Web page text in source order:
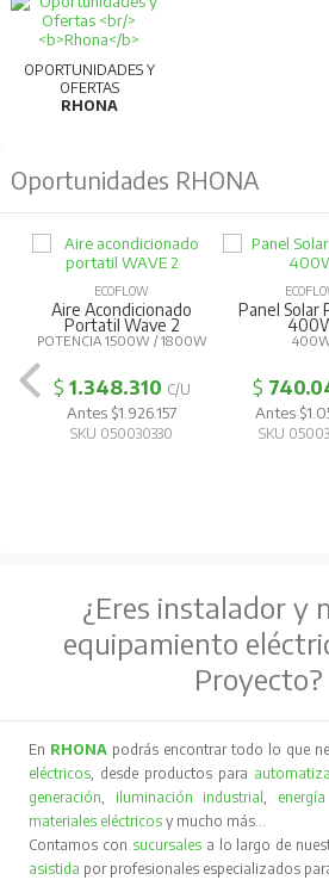
OPORTUNIDADES Y
OFERTAS
RHONA
Oportunidades RHONA
ECOFLOW
Aire Acondicionado
Portatil Wave 2
POTENCIA 1500W / 1800W
$ 1.348.310 C/U
Antes $1.926.157
SKU 050030330
Panel Solar
$
Antes
SKU
¿Eres instalador y
equipamiento
Proyecto?
En RHONA podrás encontrar todo lo que
eléctricos, desde productos para
generación, iluminación industrial,
materiales eléctricos y mucho más…
Contamos con sucursales a lo largo de
asistida por profesionales especializados